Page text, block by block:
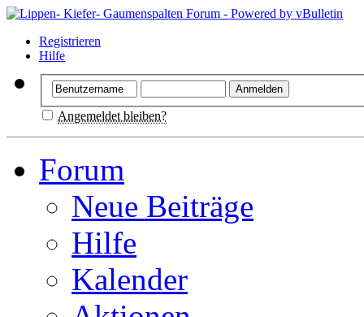
Registrieren
Hilfe
Angemeldet bleiben?
Forum
Neue Beiträge
Hilfe
Kalender